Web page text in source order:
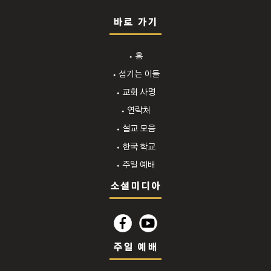
바로 가기
⬩ 홈
⬩ 섬기는 이들
⬩ 교회 사명
⬩ 연락처
⬩ 설교 모음
⬩ 한국 학교
⬩ 주일 예배
소셜미디아
주일 예배